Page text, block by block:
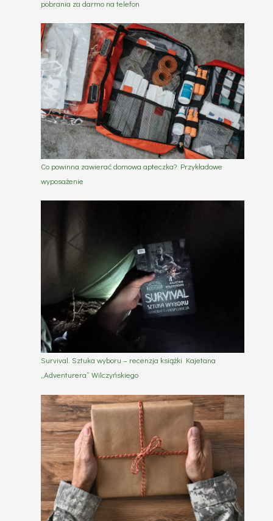
pobrania za darmo na telefon
Co powinna zawierać domowa apteczka? Przykładowe
wyposażenie
Survival. Sztuka wyboru – recenzja książki Kajetana
„Adventurera” Wilczyńskiego